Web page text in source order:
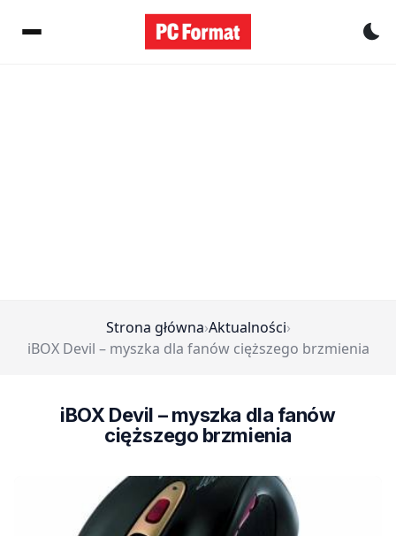
Strona główna›Aktualności›
iBOX Devil – myszka dla fanów cięższego brzmienia
iBOX Devil – myszka dla fanów
cięższego brzmienia